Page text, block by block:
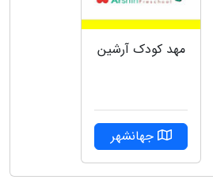
مهد کودک آرشین
جهانشهر